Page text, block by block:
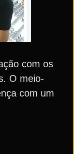
com os
O meio-
com um